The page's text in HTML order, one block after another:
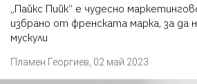
„Пайкс Пийк” е чудесно
избрано от френската марка, за да
мускули
Пламен Георгиев 02 май 2023